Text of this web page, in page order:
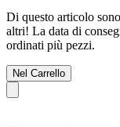
Di questo articolo
altri! La data di
ordinati più pezzi.
Nel Carrello